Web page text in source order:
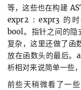
等，这些也在构建
expr2 : expr3 的
bool。指针之间的
复杂，这里还做了函
放在函数头的最后
析相对来说简单一些
前些天稍微看了一